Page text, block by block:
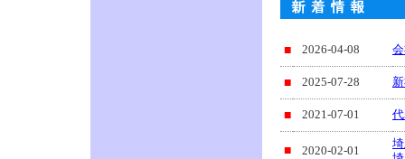
■ 2026-04-08
■ 2025-07-28
■ 2021-07-01
■ 2020-02-01